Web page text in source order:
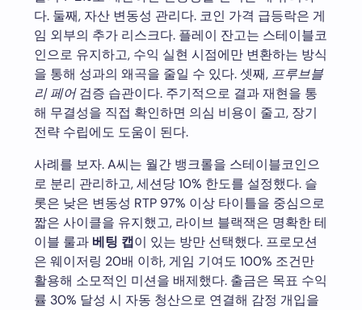
다. 둘째, 자산 변동성 관리다. 코인 가격 급등락은 게
임 외부의 추가 리스크다. 플레이 잔고는 스테이블코
인으로 유지하고, 수익 실현 시점에만 변환하는 방식
을 통해 성과의 왜곡을 줄일 수 있다. 셋째, 프루브블
리 페어검증 습관이다. 주기적으로 결과 재현을 통
해 무결성을 직접 확인하면 의심 비용이 줄고, 장기
전략 수립에도 도움이 된다.
사례를 보자. A씨는 월간 뱅크롤을 스테이블코인으
로 분리 관리하고, 세션당 10% 한도를 설정했다. 슬
롯은 낮은 변동성 RTP 97% 이상 타이틀을 중심으로
짧은 사이클을 유지했고, 라이브 블랙잭은 명확한 테
이블 룰과 베팅 캡이 있는 방만 선택했다. 프로모션
은 웨이저링 20배 이하, 게임 기여도 100% 조건만
활용해 소모적인 미션을 배제했다. 출금은 목표 수익
률 30% 달성 시 자동 청산으로 연결해 감정 개입을